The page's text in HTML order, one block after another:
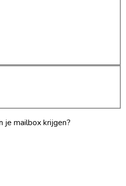
je mailbox krijgen?